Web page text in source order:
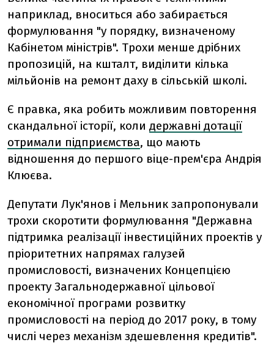
наприклад, вноситься або забирається
формулювання "у порядку, визначеному
Кабінетом міністрів". Трохи менше дрібних
пропозицій, на кшталт, виділити кілька
мільйонів на ремонт даху в сільській школі.
Є правка, яка робить можливим повторення
скандальної історії, коли державні дотації
отримали підприємства, що мають
відношення до першого віце-прем'єра Андрія
Клюєва.
Депутати Лук'янов і Мельник запропонували
трохи скоротити формулювання "Державна
підтримка реалізації інвестиційних проектів у
пріоритетних напрямах галузей
промисловості, визначених Концепцією
проекту Загальнодержавної цільової
економічної програми розвитку
промисловості на період до 2017 року, в тому
числі через механізм здешевлення кредитів".